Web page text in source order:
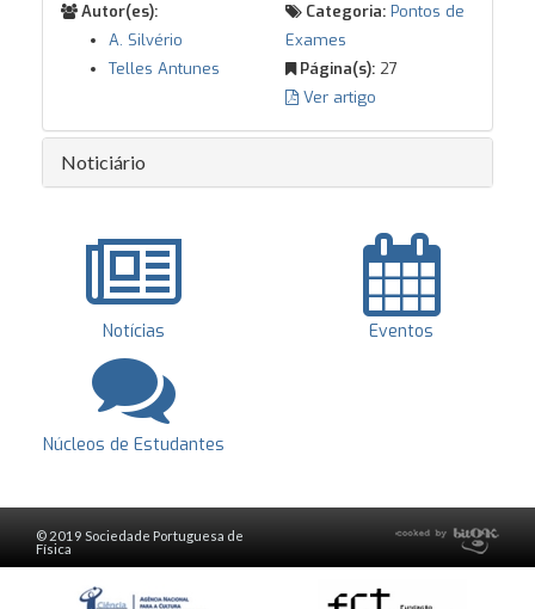
Autor(es):
A. Silvério
Telles Antunes
Categoria: Pontos de
Exames
Página(s): 27
Ver artigo
Noticiário
Notícias Eventos
Núcleos de Estudantes
© 2019 Sociedade Portuguesa de
Física